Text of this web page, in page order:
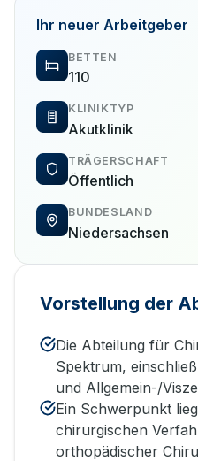
Ihr neuer Arbeitgeber
BETTEN
110
KLINIKTYP
Akutklinik
TRÄGERSCHAFT
Öffentlich
BUNDESLAND
Niedersachsen
Vorstellung der
Die Abteilung für
Spektrum,
und Allgemein-/
Ein Schwerpunkt
chirurgischen
orthopädischer